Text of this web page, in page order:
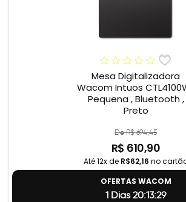
Mesa Digitalizadora
Wacom Intuos
Pequena , Bluetooth ,
Preto
De R$ 694,45
R$ 610,90
Até 12x de R$62,16 no
OFERTAS WACOM
1 Dias 20:13:28